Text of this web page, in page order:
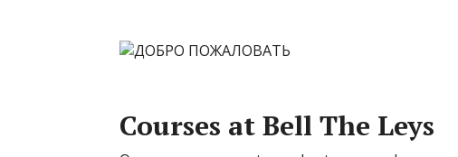
Courses at Bell The Leys